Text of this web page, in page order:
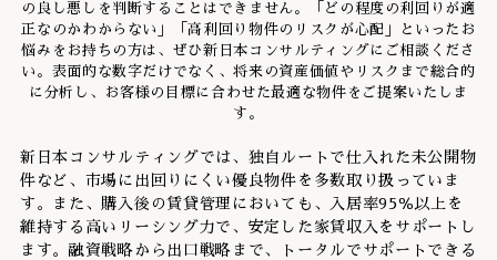
の良し悪しを判断することはできません。「どの程度の利回りが適
正なのかわからない」「高利回り物件のリスクが心配」といったお
悩みをお持ちの方は、ぜひ新日本コンサルティングにご相談くださ
い。表面的な数字だけでなく、将来の資産価値やリスクまで総合的
に分析し、お客様の目標に合わせた最適な物件をご提案いたしま
す。
新日本コンサルティングでは、独自ルートで仕入れた未公開物
件など、市場に出回りにくい優良物件を多数取り扱っていま
す。また、購入後の賃貸管理においても、入居率95％以上を
維持する高いリーシング力で、安定した家賃収入をサポートし
ます。融資戦略から出口戦略まで、トータルでサポートできる